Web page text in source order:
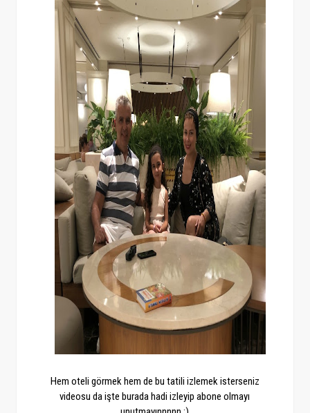
Hem oteli görmek hem de bu tatili izlemek isterseniz
videosu da işte burada hadi izleyip abone olmayı